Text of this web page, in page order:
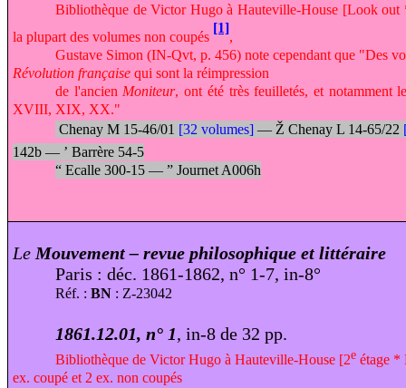
Bibliothèque de Victor Hugo à Hauteville-House [Look
la plupart des volumes non coupés
[1]
,
Gustave Simon (IN-Qvt, p. 456) note cependant que "Des
Révolution françaisequi sont la réimpression
de l'ancienMoniteur, ont été très feuilletés, et
XVIII, XIX, XX."
Chenay M 15-46/01 [32 volumes]— Ž Chenay L 14-65/22
142b — ’ Barrère 54-5
“Ecalle 300-15 — ”Journet A006h
LeMouvement – revue philosophique et littéraire
Paris : déc. 1861-1862, n° 1-7, in-8°
Réf. : BN: Z-23042
1861.12.01, n° 1, in-8 de 32 pp.
Bibliothèque de Victor Hugo à Hauteville-House [2eétage *
ex. coupé et 2 ex. non coupés